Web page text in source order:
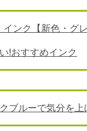
ンク【新色・グ
!おすすめインク
ブルーで気分を